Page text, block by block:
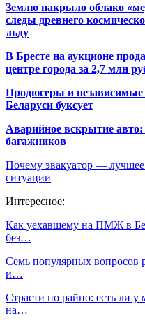
Землю накрыло облако
следы древнего
льду
В Бресте на аукционе
центре города за 2,7 млн
Продюсеры и независимые
Беларуси буксует
Аварийное вскрытие авто:
багажников
Почему эвакуатор —
ситуации
Интересное:
Как уехавшему на ПМЖ в
без…
Семь популярных
и…
Страсти по райпо: есть ли у
на…